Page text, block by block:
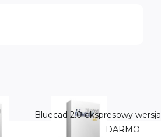
Bluecad 2.0 ekspresowy
DARMO